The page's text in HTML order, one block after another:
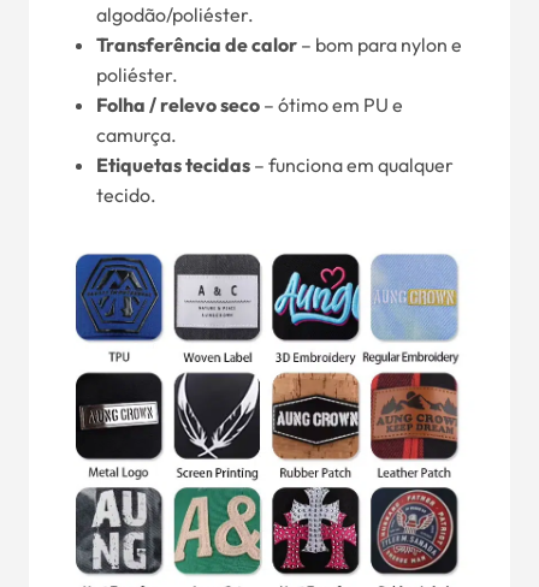
algodão/poliéster.
Transferência de calor – bom para nylon e
poliéster.
Folha / relevo seco – ótimo em PU e
camurça.
Etiquetas tecidas – funciona em qualquer
tecido.